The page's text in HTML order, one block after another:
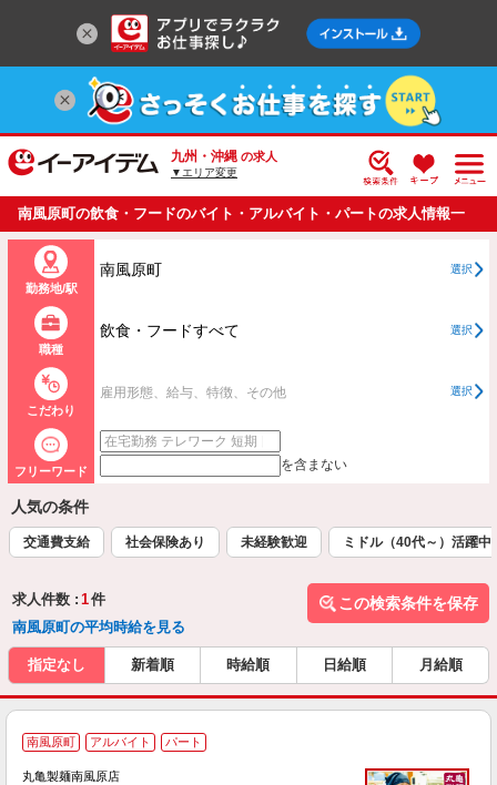
九州・沖縄 の求人
▼エリア変更
南風原町の飲食・フードのバイト・アルバイト・パートの求人情報一
覧
勤務地/駅
南風原町 選択
職種
飲食・フードすべて 選択
こだわり
雇用形態、給与、特徴、その他 選択
フリーワード を含まない
人気の条件
交通費支給 社会保険あり 未経験歓迎 ミドル（40代～）活躍中
求人件数 : 1件
南風原町の平均時給を見る
この検索条件を保存
指定なし 新着順 時給順 日給順 月給順
南風原町 アルバイト パート
丸亀製麺南風原店